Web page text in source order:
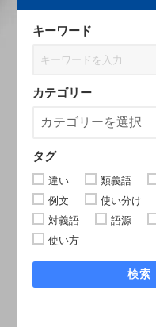
キーワード
カテゴリー
タグ
違い 類義語
例文
使い分け
対義語
語源
使い方
検索